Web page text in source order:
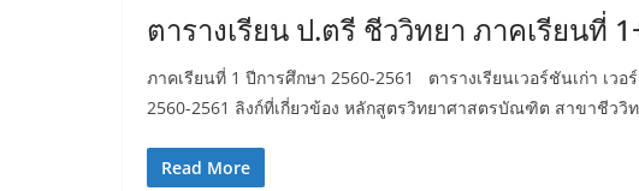
ตารางเรียน ป.ตรี ชีววิทยา ภาคเรียนที่
ภาคเรียนที่ 1 ปีการศึกษา 2560-2561 ตารางเรียนเวอร์ชันเก่า เว
2560-2561 ลิงก์ที่เกี่ยวข้อง หลักสูตรวิทยาศาสตรบัณฑิต สาขาชีววิ
Read More